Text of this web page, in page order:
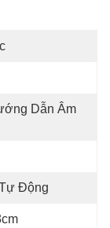
Dẫn Âm
Động